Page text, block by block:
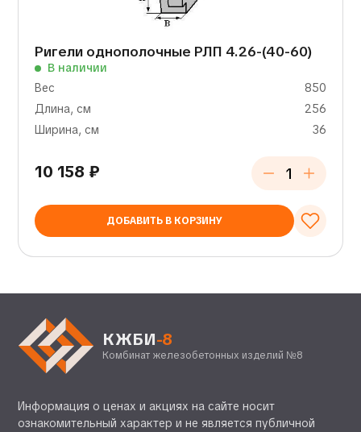
Ригели однополочные РЛП 4.26-(40-60)
В наличии
Вес
850
Длина, см
256
Ширина, см
36
10 158 ₽
ДОБАВИТЬ В КОРЗИНУ
КЖБИ-8
Комбинат железобетонных изделий №8
Информация о ценах и акциях на сайте носит
ознакомительный характер и не является публичной